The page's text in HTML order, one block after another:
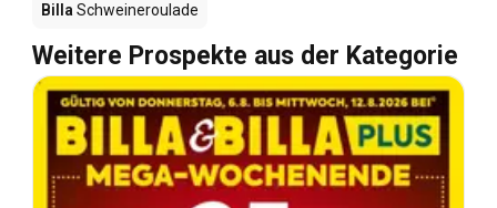
Billa Schweineroulade
Weitere Prospekte aus der Kategorie